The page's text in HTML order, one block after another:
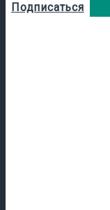
Подписаться